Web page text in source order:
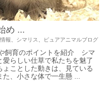
め ...
報 シマリス ピュアアニマルブログ
飼育のポイントを紹介 シマ
らしい仕草で私たちを魅了
ことした動きは、見ている
た、小さな体で一生懸 ...